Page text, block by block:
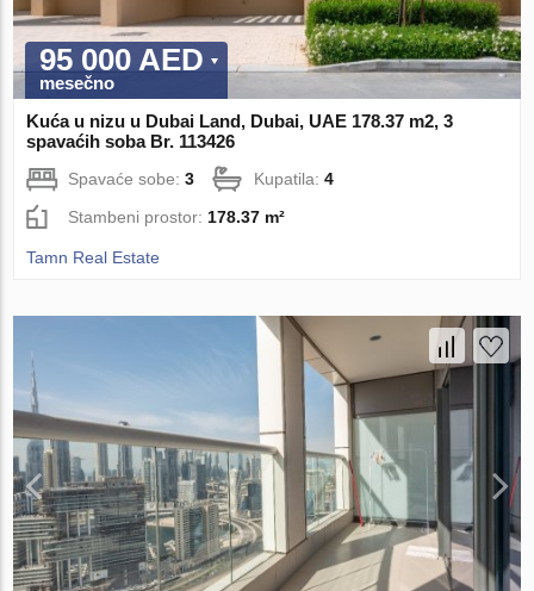
95 000 AED
mesečno
Kuća u nizu u Dubai Land, Dubai, UAE 178.37 m2, 3
spavaćih soba Br. 113426
Spavaće sobe:3 Kupatila:4
Stambeni prostor: 178.37 m²
Tamn Real Estate